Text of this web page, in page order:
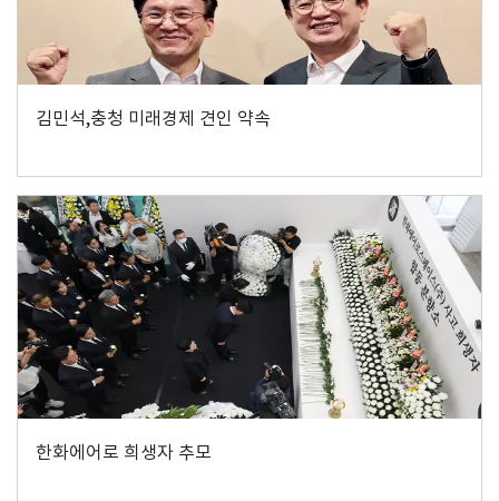
김민석,충청 미래경제 견인 약속
한화에어로 희생자 추모